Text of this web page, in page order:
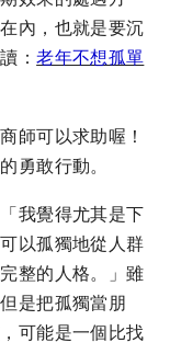
內，也就是要沉
：老年不想孤單
師可以求助喔！
勇敢行動。
我覺得尤其是下
以孤獨地從人群
整的人格。」雖
是把孤獨當朋
可能是一個比找